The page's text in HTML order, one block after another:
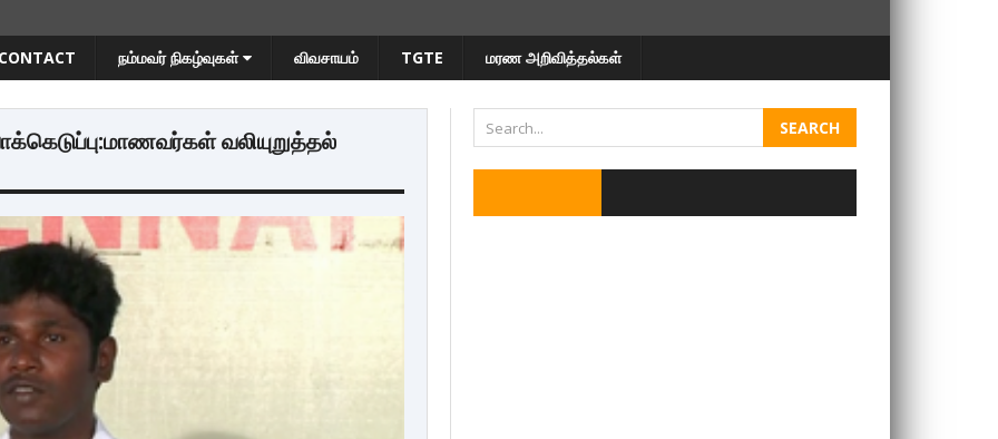
CONTACT நம்மவர் நிகழ்வுகள் விவசாயம் TGTE மரண அறிவித்தல்கள்
வலியுறுத்தல்